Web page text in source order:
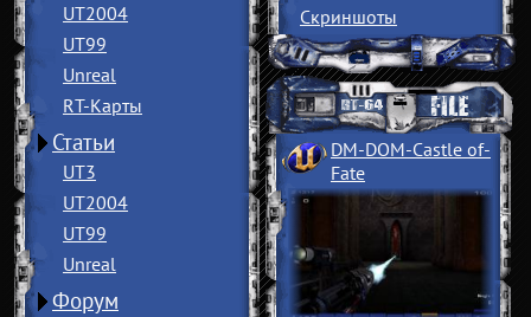
UT2004
UT99
Unreal
RT-Карты
Статьи
UT3
UT2004
UT99
Unreal
Форум
Скриншоты
DM-DOM-Castle of­
Fate